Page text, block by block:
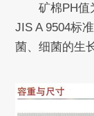
矿棉PH值为
JIS A 9504标
菌、细菌的生长